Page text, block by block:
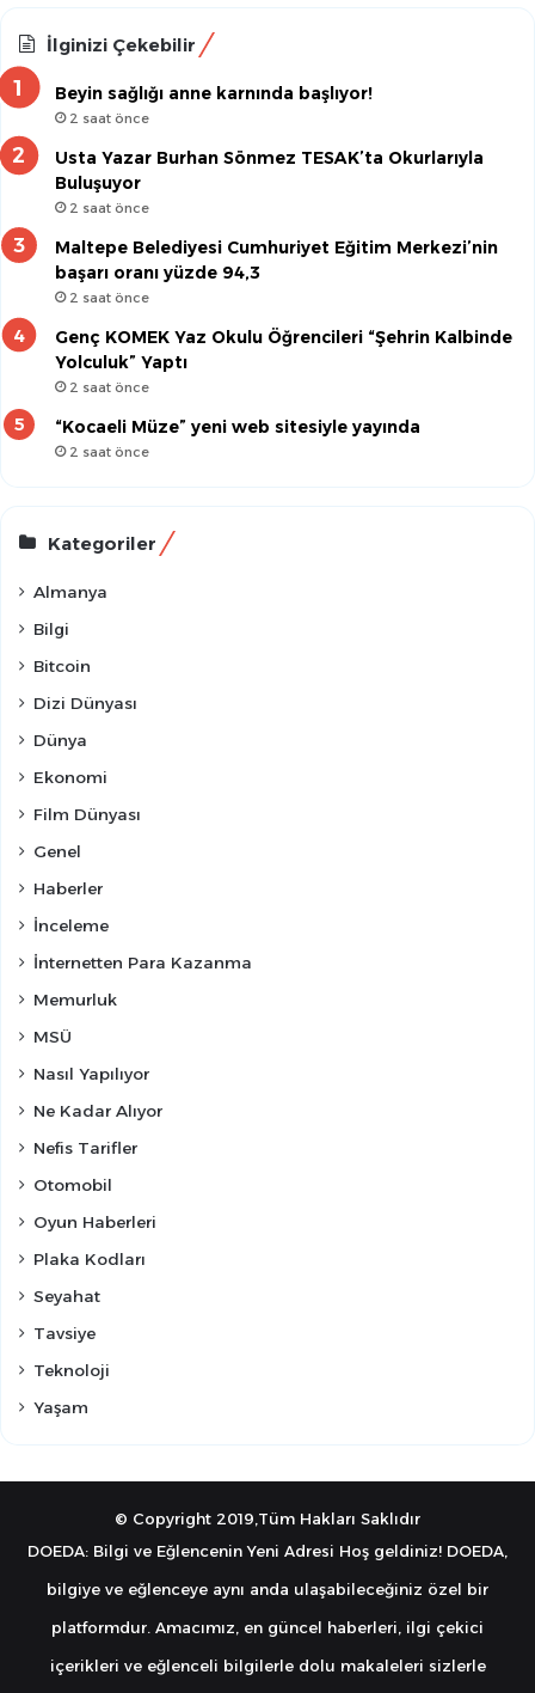
İlginizi Çekebilir
Beyin sağlığı anne karnında başlıyor!
2 saat önce
Usta Yazar Burhan Sönmez TESAK’ta Okurlarıyla
Buluşuyor
2 saat önce
Maltepe Belediyesi Cumhuriyet Eğitim Merkezi’nin
başarı oranı yüzde 94,3
2 saat önce
Genç KOMEK Yaz Okulu Öğrencileri “Şehrin Kalbinde
Yolculuk” Yaptı
2 saat önce
“Kocaeli Müze” yeni web sitesiyle yayında
2 saat önce
Kategoriler
Almanya
Bilgi
Bitcoin
Dizi Dünyası
Dünya
Ekonomi
Film Dünyası
Genel
Haberler
İnceleme
İnternetten Para Kazanma
Memurluk
MSÜ
Nasıl Yapılıyor
Ne Kadar Alıyor
Nefis Tarifler
Otomobil
Oyun Haberleri
Plaka Kodları
Seyahat
Tavsiye
Teknoloji
Yaşam
© Copyright 2019,Tüm Hakları Saklıdır
DOEDA: Bilgi ve Eğlencenin Yeni Adresi Hoş geldiniz! DOEDA,
bilgiye ve eğlenceye aynı anda ulaşabileceğiniz özel bir
platformdur. Amacımız, en güncel haberleri, ilgi çekici
içerikleri ve eğlenceli bilgilerle dolu makaleleri sizlerle